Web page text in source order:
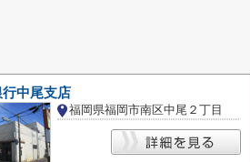
中尾支店
福岡県福岡市南区中尾２丁目